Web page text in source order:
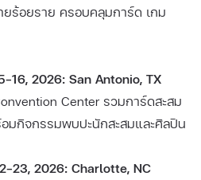
ร้อยราย ครอบคลุมการ์ด เกม
2026: San Antonio, TX
Center รวมการ์ดสะสม
มกิจกรรมพบปะนักสะสมและศิลปิน
2026: Charlotte, NC